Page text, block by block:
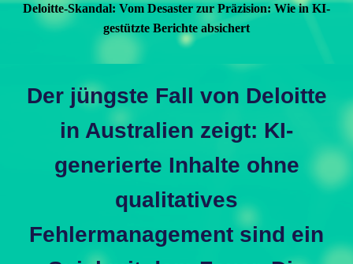
Deloitte-Skandal: Vom Desaster zur Präzision: Wie in KI-
gestützte Berichte absichert
Der jüngste Fall von Deloitte
in Australien zeigt: KI-
generierte Inhalte ohne
qualitatives
Fehlermanagement sind ein